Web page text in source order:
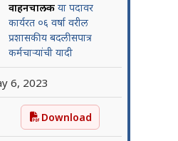
वाहनचालकया पदावर
कार्यरत ०६ वर्षा वरील
प्रशासकीय बदलीसपात्र
कर्मचाऱ्यांची यादी
6, 2023
वाहनचालक या पदावर कार्यरत
Download